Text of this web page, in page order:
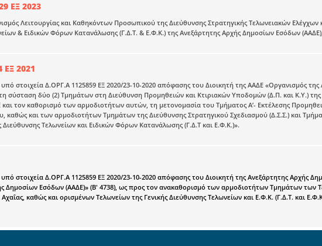
ΕΞ 2023
Λειτουργίας και Καθηκόντων Προσωπικού της Διεύθυνσης Στρατηγικής Τελωνειακών
& Ειδικών Φόρων Κατανάλωσης (Γ.Δ.Τ. & Ε.Φ.Κ.) της Ανεξάρτητης Αρχής Δημοσίων Εσόδων
ΕΞ 2021
στοιχεία Δ.ΟΡΓ.Α 1125859 ΕΞ 2020/23-10-2020 απόφασης του Διοικητή της ΑΑΔΕ «Οργανισμός
σύσταση δύο (2) Τμημάτων στη Διεύθυνση Προμηθειών και Κτιριακών Υποδομών (Δ.Π. και Κ.Υ.)
τον καθορισμό των αρμοδιοτήτων αυτών, τη μετονομασία του Τμήματος Α’- Εκτέλεσης
καθώς και των αρμοδιοτήτων Τμημάτων της Διεύθυνσης Στρατηγικού Σχεδιασμού (Δ.Σ.Σ.) και
Διεύθυνσης Τελωνείων και Ειδικών Φόρων Κατανάλωσης (Γ.Δ.Τ και Ε.Φ.Κ.)».
στοιχεία Δ.ΟΡΓ.Α 1125859 ΕΞ 2020/23-10-2020 απόφασης του Διοικητή της Ανεξάρτητης Αρχής
Δημοσίων Εσόδων (ΑΑΔΕ)» (Β' 4738), ως προς τον ανακαθορισμό των αρμοδιοτήτων Τμημάτων των
καθώς και ορισμένων Τελωνείων της Γενικής Διεύθυνσης Τελωνείων και Ε.Φ.Κ. (Γ.Δ.Τ. και